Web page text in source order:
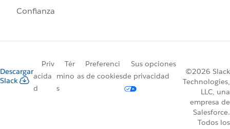
Confianza
Descargar
Slack
Priv
acida
d
Tér
mino
s
Preferenci
as de cookies
Sus opciones
de privacidad
©2026 Slack
Technologies,
LLC, una
empresa de
Salesforce.
Todos los